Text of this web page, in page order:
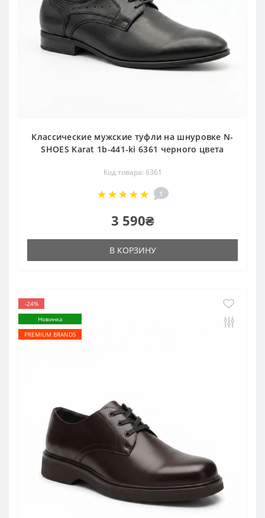
Классические мужские туфли на шнуровке N-
SHOES Karat 1b-441-ki 6361 черного цвета
Код товара: 6361
1
3 590₴
В КОРЗИНУ
-24%
Новинка
PREMIUM BRANDS